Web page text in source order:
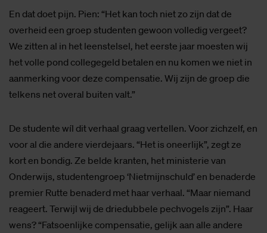
En dat doet pijn. Pien: “Het kan toch niet zo zijn dat de
overheid een groep studenten gewoon volledig vergeet?
We zitten al in het leenstelsel, het eerste jaar moesten wij
het volle pond collegegeld betalen en nu komen we niet in
aanmerking voor deze compensatie. Wij zijn de groep die
telkens net overal buiten valt.”
De studente wíl dit verhaal graag vertellen. Voor zichzelf, en
voor al die andere vierdejaars. “Het is oneerlijk”, zegt ze
kort en bondig. Ze belde kranten, het ministerie van
Onderwijs, studentengroep ‘Nietmijnschuld’ en benaderde
premier Rutte benaderd met haar verhaal. “Maar niemand
reageert. Terwijl wij de driedubbele pechvogels zijn”. Haar
wens? “Fatsoenlijke compensatie, gelijk aan alle andere